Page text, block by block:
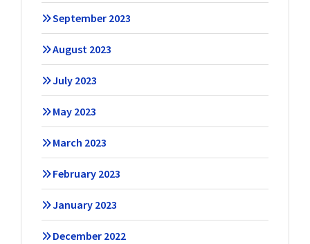
September 2023
August 2023
July 2023
May 2023
March 2023
February 2023
January 2023
December 2022